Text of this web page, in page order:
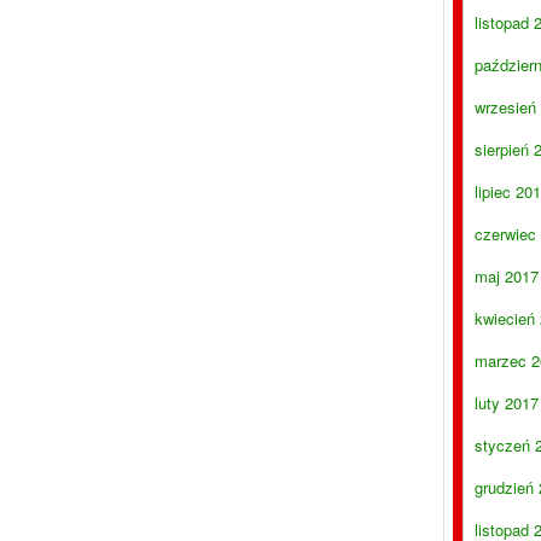
listopad
wrzesień
sierpień
lipiec
czerwiec
maj 2017
kwiecień
marzec
luty 2017
styczeń
grudzień
listopad